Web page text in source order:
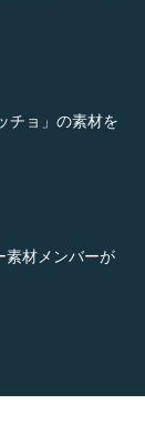
チョ」の素材を
素材メンバーが
にてマッスルプ